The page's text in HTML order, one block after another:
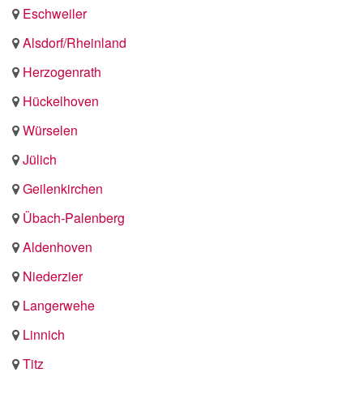
Eschweiler
Alsdorf/Rheinland
Herzogenrath
Hückelhoven
Würselen
Jülich
Geilenkirchen
Übach-Palenberg
Aldenhoven
Niederzier
Langerwehe
Linnich
Titz